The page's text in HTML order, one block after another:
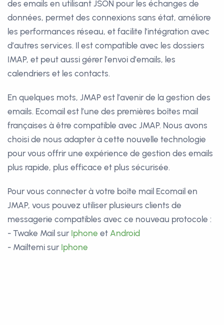
des emails en utilisant JSON pour les échanges de
données, permet des connexions sans état, améliore
les performances réseau, et facilite l’intégration avec
d’autres services. Il est compatible avec les dossiers
IMAP, et peut aussi gérer l’envoi d’emails, les
calendriers et les contacts.
En quelques mots, JMAP est l’avenir de la gestion des
emails. Ecomail est l’une des premières boîtes mail
françaises à être compatible avec JMAP. Nous avons
choisi de nous adapter à cette nouvelle technologie
pour vous offrir une expérience de gestion des emails
plus rapide, plus efficace et plus sécurisée.
Pour vous connecter à votre boîte mail Ecomail en
JMAP, vous pouvez utiliser plusieurs clients de
messagerie compatibles avec ce nouveau protocole :
- Twake Mail sur Iphone et Android
- Mailtemi sur Iphone